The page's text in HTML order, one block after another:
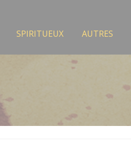
SPIRITUEUX AUTRES